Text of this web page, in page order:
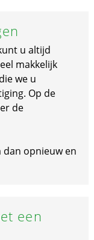
u altijd
makkelijk
we u
Op de
de
dan opnieuw en
een